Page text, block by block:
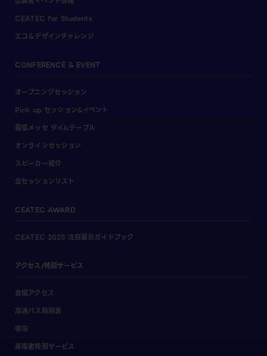
CEATEC for Students
エコ＆デザインチャレンジ
CONFERENCE & EVENT
オープニングセッション
Pick up セッション&イベント
幕張メッセ タイムテーブル
オンラインセッション
スピーカー紹介
全セッションリスト
CEATEC AWARD
CEATEC 2025 注目展示ガイドブック
アクセス/特別サービス
会場アクセス
高速バス時刻表
宿泊
来場者特別サービス